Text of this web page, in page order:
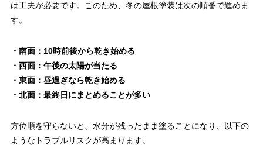
は工夫が必要です。このため、冬の屋根塗装は次の順番で進めま
す。
・南面：10時前後から乾き始める
・西面：午後の太陽が当たる
・東面：昼過ぎなら乾き始める
・北面：最終日にまとめることが多い
方位順を守らないと、水分が残ったまま塗ることになり、以下の
ようなトラブルリスクが高まります。